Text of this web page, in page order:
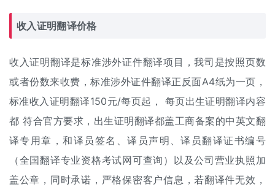
收入证明翻译价格
收入证明翻译是标准涉外证件翻译项目，我司是按照页数
或者份数来收费，标准涉外证件翻译正反面A4纸为一页，
标准收入证明翻译150元/每页起， 每页出生证明翻译内容
都 符合官方要求，出生证明翻译都盖工商备案的中英文翻
译专用章，和译员签名、译员声明、译员翻译证书编号
（全国翻译专业资格考试网可查询）以及公司营业执照加
盖公章，同时承诺，严格保密客户信息，若翻译件无效，